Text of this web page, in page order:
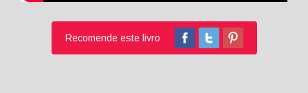
Recomende este livro